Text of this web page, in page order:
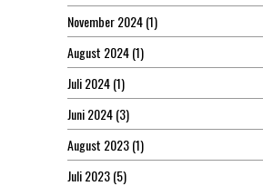
November 2024(1)
August 2024(1)
Juli 2024(1)
Juni 2024(3)
August 2023(1)
Juli 2023(5)